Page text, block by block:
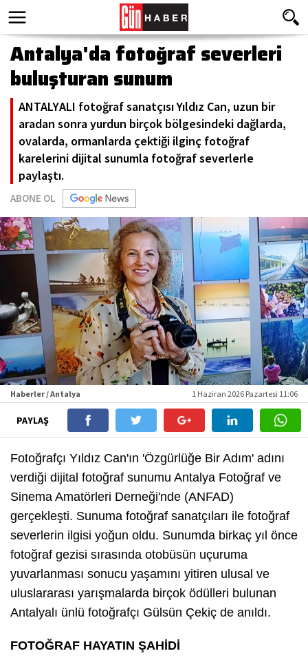
Antalya'da fotoğraf severleri
buluşturan sunum
ANTALYALI fotoğraf sanatçısı Yıldız Can, uzun bir
aradan sonra yurdun birçok bölgesindeki dağlarda,
ovalarda, ormanlarda çektiği ilginç fotoğraf
karelerini dijital sunumla fotoğraf severlerle
paylaştı.
ABONE OL
Haberler / Antalya 1 Haziran 2026 Pazartesi 11:06
PAYLAŞ
Fotoğrafçı Yıldız Can'ın 'Özgürlüğe Bir Adım' adını
verdiği dijital fotoğraf sunumu Antalya Fotoğraf ve
Sinema Amatörleri Derneği'nde (ANFAD)
gerçekleşti. Sunuma fotoğraf sanatçıları ile fotoğraf
severlerin ilgisi yoğun oldu. Sunumda birkaç yıl önce
fotoğraf gezisi sırasında otobüsün uçuruma
yuvarlanması sonucu yaşamını yitiren ulusal ve
uluslararası yarışmalarda birçok ödülleri bulunan
Antalyalı ünlü fotoğrafçı Gülsün Çekiç de anıldı.
FOTOĞRAF HAYATIN ŞAHİDİ